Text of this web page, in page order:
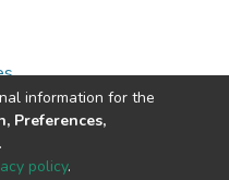
information for the
Preferences,
.
policy.